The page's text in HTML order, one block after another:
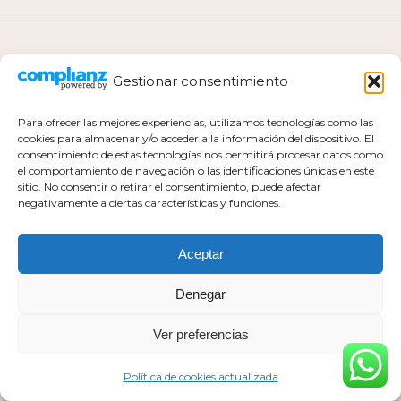
Gestionar consentimiento
Para ofrecer las mejores experiencias, utilizamos tecnologías como las
cookies para almacenar y/o acceder a la información del dispositivo. El
consentimiento de estas tecnologías nos permitirá procesar datos como
el comportamiento de navegación o las identificaciones únicas en este
sitio. No consentir o retirar el consentimiento, puede afectar
negativamente a ciertas características y funciones.
Aceptar
Denegar
Ver preferencias
Política de cookies actualizada
Política de privacidad
Política de cookies actualizada
Todos los derechos pertenecen a Mar Milla Sánchez © 2026
https://esaviamarketing.com